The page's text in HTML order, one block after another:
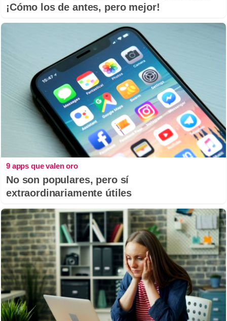
¡Cómo los de antes, pero mejor!
9 apps que valen oro
No son populares, pero sí
extraordinariamente útiles